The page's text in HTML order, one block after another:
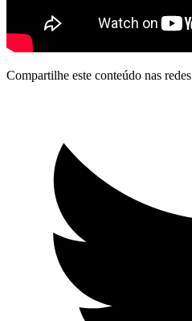
Compartilhe este conteúdo nas redes